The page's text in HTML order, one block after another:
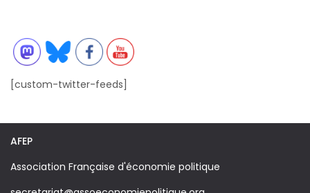
[custom-twitter-feeds]
AFEP
Association Française d'économie politique